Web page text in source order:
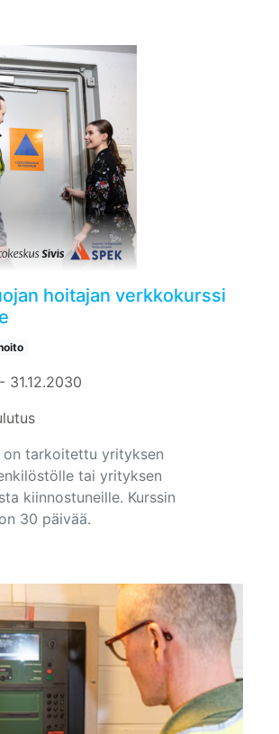
hoitajan verkkokurssi
31.12.2030
on tarkoitettu yrityksen
tai yrityksen
kiinnostuneille. Kurssin
30 päivää.